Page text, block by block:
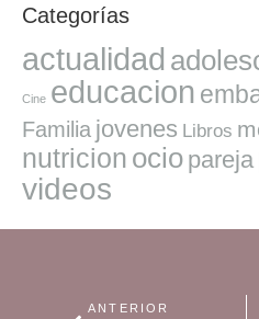
Categorías
actualidad
Cine educacion
Familia jovenes Libros
nutricion ocio pareja
videos
ANTERIOR